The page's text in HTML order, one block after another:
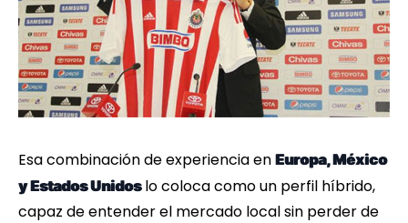
Esa combinación de experiencia en Europa, México
y Estados Unidoslo coloca como un perfil híbrido,
capaz de entender el mercado local sin perder de